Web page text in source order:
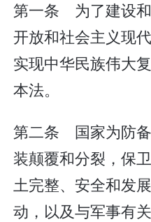
第一条 为了建设
开放和社会主义现
实现中华民族伟大
本法。
第二条 国家为防
装颠覆和分裂，保
土完整、安全和发
动，以及与军事有